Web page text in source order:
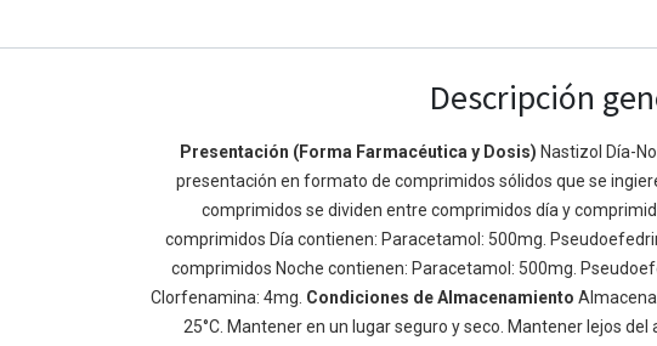
Descripción
Presentación (Forma Farmacéutica y Dosis) Nastizol Día-
presentación en formato de comprimidos sólidos que se
comprimidos se dividen entre comprimidos día y
comprimidos Día contienen: Paracetamol: 500mg.
comprimidos Noche contienen: Paracetamol: 500mg.
Clorfenamina: 4mg. Condiciones de Almacenamiento
25°C. Mantener en un lugar seguro y seco. Mantener lejos del
Enlaces de Ínteres
Inicio
Acerca de
Productos
Servicios
Legal
Política de privacidad
Acerca de
Somos un equipo de personas
mejorar la vida de todos a través
Construimos grandes
de negocio. Nuestros productos
pequeñas y medianas
rendimiento.